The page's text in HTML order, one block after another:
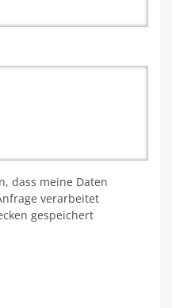
dass meine Daten
verarbeitet
gespeichert